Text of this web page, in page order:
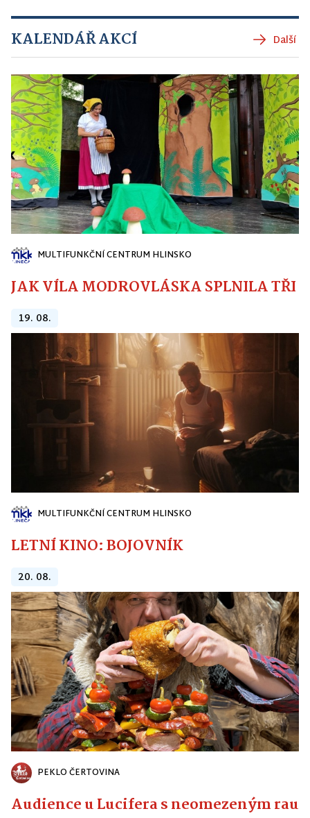
KALENDÁŘ AKCÍ Další
MULTIFUNKČNÍ CENTRUM HLINSKO
JAK VÍLA MODROVLÁSKA SPLNILA
19. 08.
MULTIFUNKČNÍ CENTRUM HLINSKO
LETNÍ KINO: BOJOVNÍK
20. 08.
PEKLO ČERTOVINA
Audience u Lucifera s neomezeným